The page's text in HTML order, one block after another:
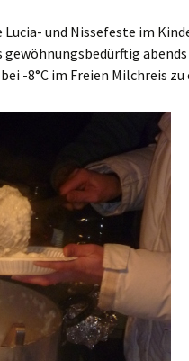
Lucia- und Nissefeste im
-8°C im Freien Milchreis zu